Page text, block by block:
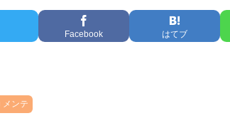
Facebook はてブ
メンテ